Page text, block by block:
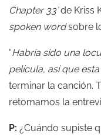
Chapter 33’de Kriss
spoken wordsobre
“Habría sido una
película, así que
terminar la canción.
retomamos la
P: ¿Cuándo supiste